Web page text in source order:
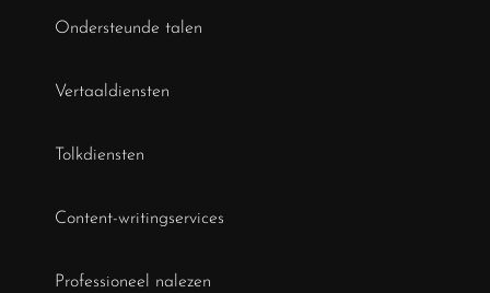
Ondersteunde talen
Vertaaldiensten
Tolkdiensten
Content-writingservices
Professioneel nalezen